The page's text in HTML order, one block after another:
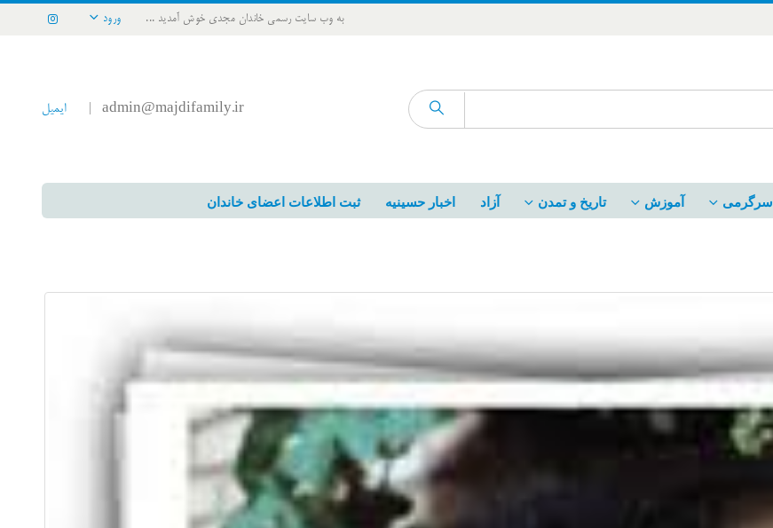
به وب سایت رسمی خاندان مجدی خوش آمدید ... ورود
admin@majdifamily.ir ایمیل
سرگرمی آموزش تاریخ و تمدن آزاد اخبار حسینیه ثبت اطلاعات اعضای خاندان